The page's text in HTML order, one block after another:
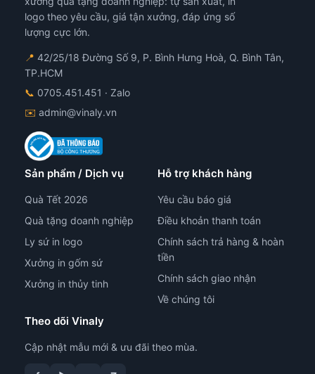
logo theo yêu cầu, giá tận xưởng, đáp ứng số
lượng cực lớn.
📍 42/25/18 Đường Số 9, P. Bình Hưng Hoà, Q. Bình Tân,
TP.HCM
📞 0705.451.451 · Zalo
✉️ admin@vinaly.vn
Sản phẩm / Dịch vụ
Quà Tết 2026
Quà tặng doanh nghiệp
Ly sứ in logo
Xưởng in gốm sứ
Xưởng in thủy tinh
Hỗ trợ khách hàng
Yêu cầu báo giá
Điều khoản thanh toán
Chính sách trả hàng & hoàn
tiền
Chính sách giao nhận
Về chúng tôi
Theo dõi Vinaly
Cập nhật mẫu mới & ưu đãi theo mùa.